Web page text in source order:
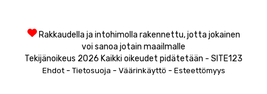
Rakkaudella ja intohimolla rakennettu, jotta jokainen
voi sanoa jotain maailmalle
Tekijänoikeus 2026 Kaikki oikeudet pidätetään - SITE123
Ehdot- Tietosuoja - Väärinkäyttö - Esteettömyys